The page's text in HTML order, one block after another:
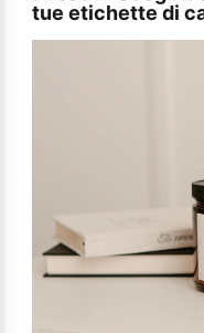
tue etichette di